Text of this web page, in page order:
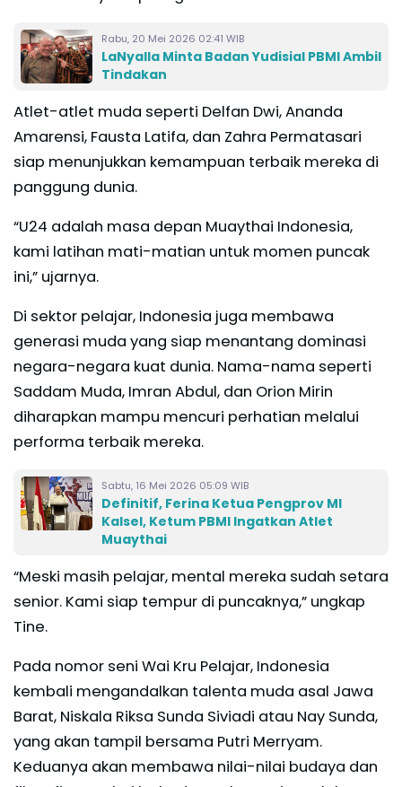
Rabu, 20 Mei 2026 02:41 WIB
LaNyalla Minta Badan Yudisial PBMI Ambil
Tindakan
Atlet-atlet muda seperti Delfan Dwi, Ananda
Amarensi, Fausta Latifa, dan Zahra Permatasari
siap menunjukkan kemampuan terbaik mereka di
panggung dunia.
“U24 adalah masa depan Muaythai Indonesia,
kami latihan mati-matian untuk momen puncak
ini,” ujarnya.
Di sektor pelajar, Indonesia juga membawa
generasi muda yang siap menantang dominasi
negara-negara kuat dunia. Nama-nama seperti
Saddam Muda, Imran Abdul, dan Orion Mirin
diharapkan mampu mencuri perhatian melalui
performa terbaik mereka.
Sabtu, 16 Mei 2026 05:09 WIB
Definitif, Ferina Ketua Pengprov MI
Kalsel, Ketum PBMI Ingatkan Atlet
Muaythai
“Meski masih pelajar, mental mereka sudah setara
senior. Kami siap tempur di puncaknya,” ungkap
Tine.
Pada nomor seni Wai Kru Pelajar, Indonesia
kembali mengandalkan talenta muda asal Jawa
Barat, Niskala Riksa Sunda Siviadi atau Nay Sunda,
yang akan tampil bersama Putri Merryam.
Keduanya akan membawa nilai-nilai budaya dan